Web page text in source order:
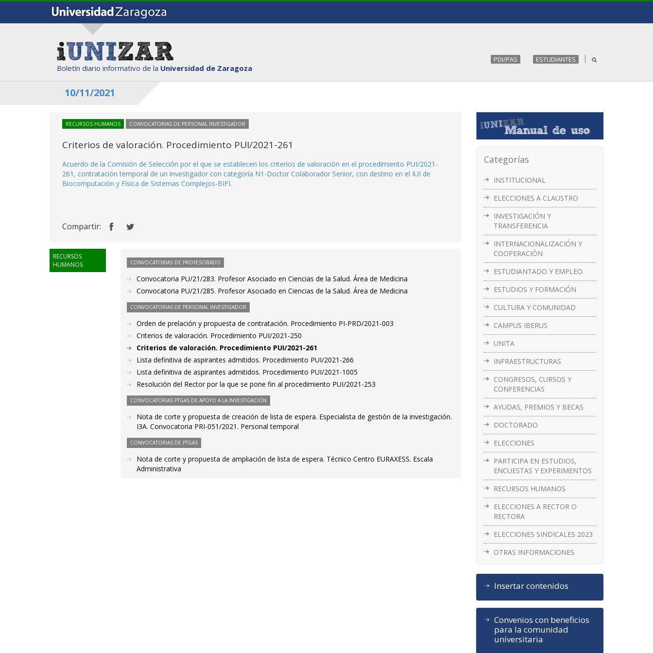
Boletín diario informativo de la Universidad de Zaragoza
PDI/PAS ESTUDIANTES
10/11/2021
Categorías
INSTITUCIONAL
ELECCIONES A CLAUSTRO
INVESTIGACIÓN Y
TRANSFERENCIA
INTERNACIONALIZACIÓN Y
COOPERACIÓN
ESTUDIANTADO Y EMPLEO
ESTUDIOS Y FORMACIÓN
CULTURA Y COMUNIDAD
CAMPUS IBERUS
UNITA
INFRAESTRUCTURAS
CONGRESOS, CURSOS Y
CONFERENCIAS
AYUDAS, PREMIOS Y BECAS
DOCTORADO
ELECCIONES
PARTICIPA EN ESTUDIOS,
ENCUESTAS Y EXPERIMENTOS
RECURSOS HUMANOS
ELECCIONES A RECTOR O
RECTORA
ELECCIONES SINDICALES 2023
OTRAS INFORMACIONES
Insertar contenidos
Convenios con beneficios
para la comunidad
universitaria
RECURSOS HUMANOS CONVOCATORIAS DE PERSONAL INVESTIGADOR
Criterios de valoración. Procedimiento PUI/2021-261
Acuerdo de la Comisión de Selección por el que se establecen los criterios de valoración en el procedimiento PUI/2021-
261, contratación temporal de un investigador con categoría N1-Doctor Colaborador Senior, con destino en el IUI de
Biocomputación y Física de Sistemas Complejos-BIFI.
Compartir:
RECURSOS
HUMANOS
CONVOCATORIAS DE PROFESORADO
Convocatoria PU/21/283. Profesor Asociado en Ciencias de la Salud. Área de Medicina
Convocatoria PU/21/285. Profesor Asociado en Ciencias de la Salud. Área de Medicina
CONVOCATORIAS DE PERSONAL INVESTIGADOR
Orden de prelación y propuesta de contratación. Procedimiento PI-PRD/2021-003
Criterios de valoración. Procedimiento PUI/2021-250
Criterios de valoración. Procedimiento PUI/2021-261
Lista definitiva de aspirantes admitidos. Procedimiento PUI/2021-266
Lista definitiva de aspirantes admitidos. Procedimiento PUI/2021-1005
Resolución del Rector por la que se pone fin al procedimiento PUI/2021-253
CONVOCATORIAS PTGAS DE APOYO A LA INVESTIGACIÓN
Nota de corte y propuesta de creación de lista de espera. Especialista de gestión de la investigación.
I3A. Convocatoria PRI-051/2021. Personal temporal
CONVOCATORIAS DE PTGAS
Nota de corte y propuesta de ampliación de lista de espera. Técnico Centro EURAXESS. Escala
Administrativa